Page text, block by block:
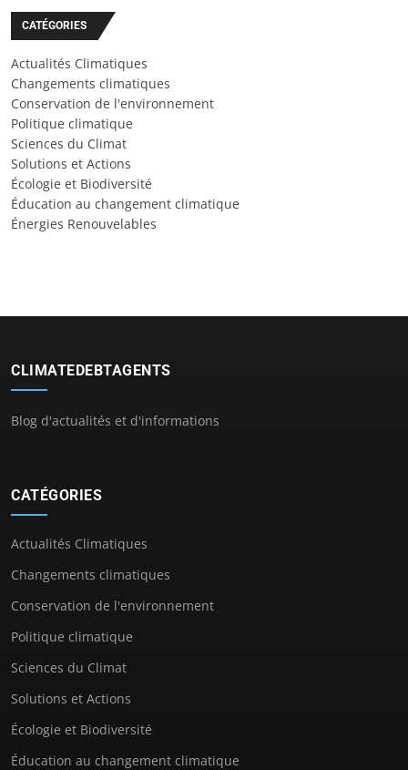
CATÉGORIES
Actualités Climatiques
Changements climatiques
Conservation de l'environnement
Politique climatique
Sciences du Climat
Solutions et Actions
Écologie et Biodiversité
Éducation au changement climatique
Énergies Renouvelables
CLIMATEDEBTAGENTS
Blog d'actualités et d'informations
CATÉGORIES
Actualités Climatiques
Changements climatiques
Conservation de l'environnement
Politique climatique
Sciences du Climat
Solutions et Actions
Écologie et Biodiversité
Éducation au changement climatique